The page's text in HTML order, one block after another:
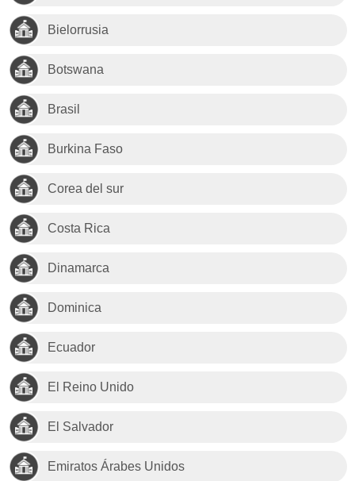
Bielorrusia
Botswana
Brasil
Burkina Faso
Corea del sur
Costa Rica
Dinamarca
Dominica
Ecuador
El Reino Unido
El Salvador
Emiratos Árabes Unidos